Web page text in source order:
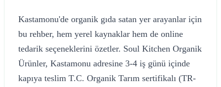
Kastamonu'de organik gıda satan yer arayanlar için
bu rehber, hem yerel kaynaklar hem de online
tedarik seçeneklerini özetler. Soul Kitchen Organik
Ürünler, Kastamonu adresine 3-4 iş günü içinde
kapıya teslim T.C. Organik Tarım sertifikalı (TR-